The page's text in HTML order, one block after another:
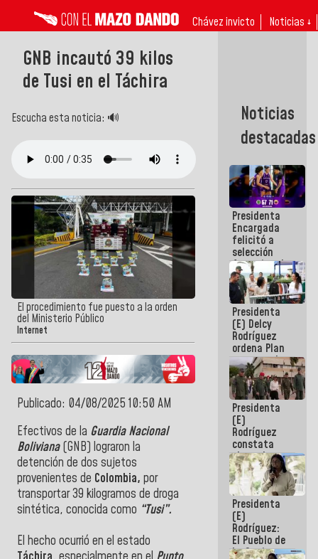
Chávez invicto Noticias ↓
GNB incautó 39 kilos
de Tusi en el Táchira
Escucha esta noticia: 🔊
El procedimiento fue puesto a la orden
del Ministerio Público
Internet
Publicado: 04/08/2025 10:50 AM
Efectivos de la Guardia Nacional
Boliviana(GNB) lograron la
detención de dos sujetos
provenientes de Colombia, por
transportar 39 kilogramos de droga
sintética, conocida como “Tusi”.
‎El hecho ocurrió en el estado
Noticias
destacadas
Presidenta
Encargada
felicitó a
selección
femenina de
baloncesto
por su
clasificación
a la
AmeriCup
2027
Presidenta
(E) Delcy
Rodríguez
ordena Plan
maestro de
desarrollo
logístico y
turístico
para La
Guaira
Presidenta
(E)
Rodríguez
constata
obras de
rehabilitación
de Escuela
Militar de
Mamo en La
Guaira
Presidenta
(E)
Rodríguez:
El Pueblo de
La Guaira